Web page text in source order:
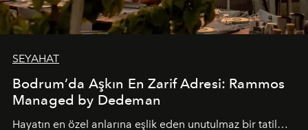
SEYAHAT
Bodrum’da Aşkın En Zarif Adresi: Rammos
Managed by Dedeman
Hayatın en özel anlarına eşlik eden unutulmaz bir tatil…